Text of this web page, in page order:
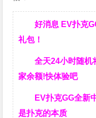
好消息 EV扑克
礼包！
全天24小时随机
家余额!快体验吧
EV扑克GG全新
是扑克的本质